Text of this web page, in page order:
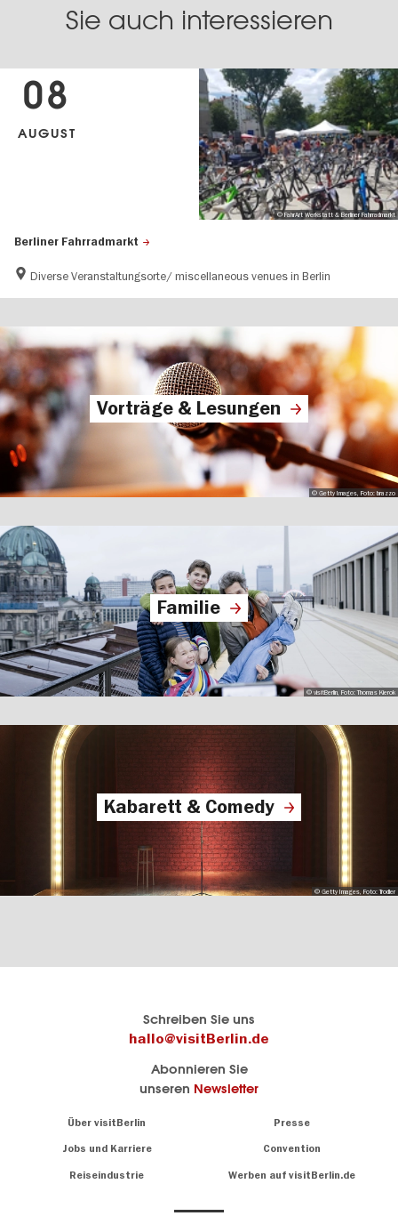
Sie auch interessieren
Berliner Fahrradmarkt
Diverse Veranstaltungsorte/ miscellaneous venues in Berlin
08
AUGUST
© FahrArt Werkstatt & Berliner Fahrradmarkt
Vorträge & Lesungen
© Getty Images, Foto: brazzo
Familie
© visitBerlin, Foto: Thomas Kierok
Kabarett & Comedy
© Getty Images, Foto: Trodler
Schreiben Sie uns
hallo@visitBerlin.de
Abonnieren Sie
unseren Newsletter
Über visitBerlin Presse
Jobs und Karriere Convention
Reiseindustrie Werben auf visitBerlin.de
sind
für Sie da.
Insidertipps